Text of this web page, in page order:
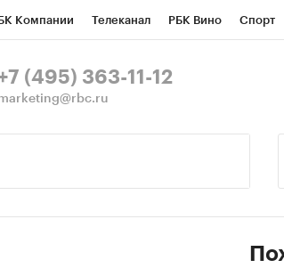
Компании Телеканал РБК Вино Спорт
СПб Спецпроекты
(495) 363-11-12